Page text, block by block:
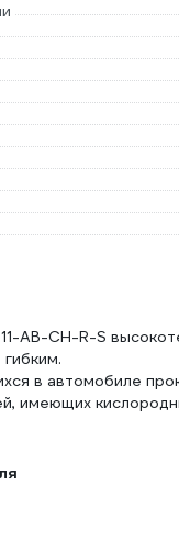
AB-CH-R-S
в автомобиле
имеющих